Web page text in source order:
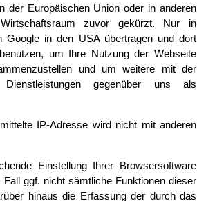
der Europäischen Union oder in anderen
zuvor gekürzt. Nur in
in den USA übertragen und dort
um Ihre Nutzung der Webseite
und um weitere mit der
gegenüber uns als
IP-Adresse wird nicht mit anderen
Einstellung Ihrer Browsersoftware
ggf. nicht sämtliche Funktionen dieser
hinaus die Erfassung der durch das